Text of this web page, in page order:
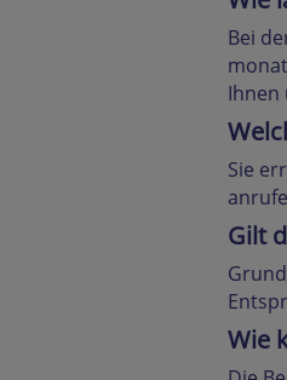
Bei
Ihnen
Sie
Gilt
Wie